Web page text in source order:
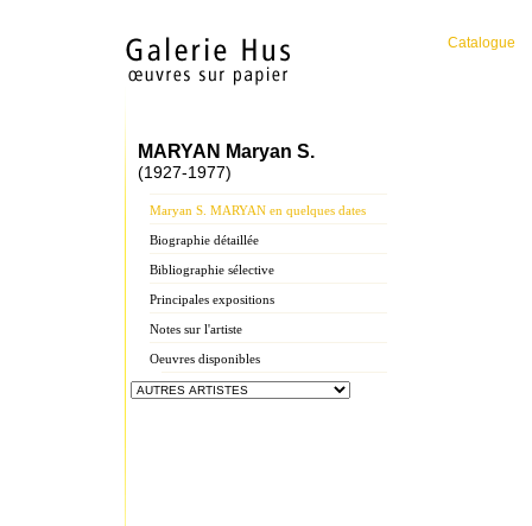
Catalogue
MARYAN Maryan S.
(1927-1977)
Maryan S. MARYAN en quelques dates
Biographie détaillée
Bibliographie sélective
Principales expositions
Notes sur l'artiste
Oeuvres disponibles